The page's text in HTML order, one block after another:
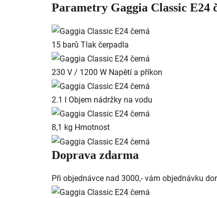
Parametry Gaggia Classic E24
15 barů Tlak čerpadla
230 V / 1200 W Napětí a příkon
2.1 l Objem nádržky na vodu
8,1 kg Hmotnost
Doprava zdarma
Při objednávce nad 3000,- vám objednávku